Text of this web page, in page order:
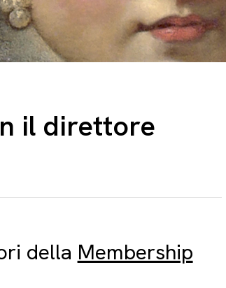
il direttore
della Membership